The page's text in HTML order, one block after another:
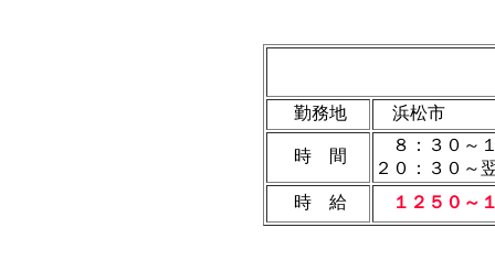
勤務地 浜松市
時 間
８：３０～
２０：３０～
時 給
１２５０～